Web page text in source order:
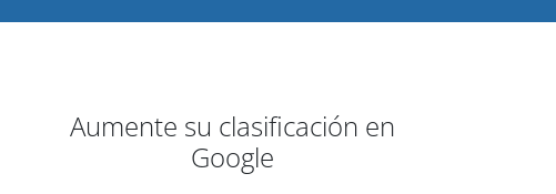
Aumente su clasificación en
Google